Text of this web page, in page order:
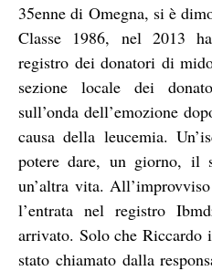
35enne di Omegna, si è
Classe 1986, nel 2013
registro dei donatori di
sezione locale dei
sull’onda dell’emozione
causa della leucemia.
potere dare, un giorno, il
un’altra vita.
l’entrata nel registro
arrivato. Solo che Riccardo
stato chiamato dalla